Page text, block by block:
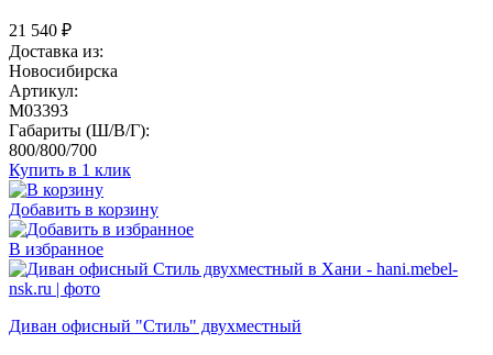
21 540 ₽
Доставка из:
Новосибирска
Артикул:
M03393
Габариты (Ш/В/Г):
800/800/700
Купить в 1 клик
Добавить в корзину
В избранное
Диван офисный "Стиль" двухместный